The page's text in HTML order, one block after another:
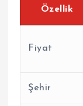
Özellik
Fiyat
Şehir